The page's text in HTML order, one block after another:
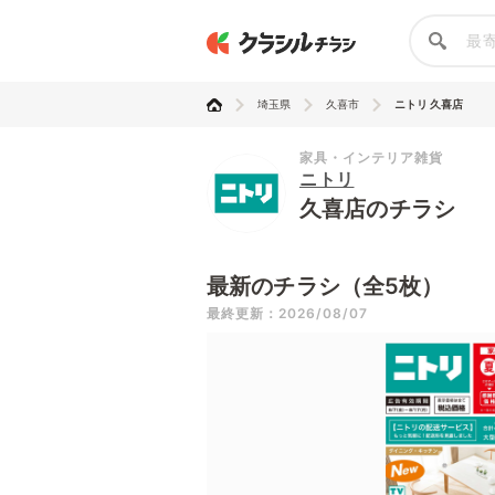
埼玉県 久喜市 ニトリ 久喜店
家具・インテリア雑貨
ニトリ
久喜店のチラシ
最新のチラシ（全5枚）
最終更新：2026/08/07